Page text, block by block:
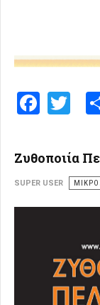
Ζυθοποιία
SUPER USER